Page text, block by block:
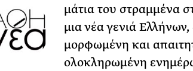
μάτια του στραμμένα
μια νέα γενιά
μορφωμένη και
ολοκληρωμένη